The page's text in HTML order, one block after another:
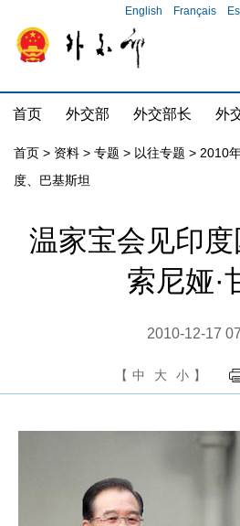
English Français
首页 外交部 外交部长 外
首页 > 资料 > 专题 > 以往专题 > 2010
度、巴基斯坦
温家宝会见印
索尼娅·
2010-12-17
【 中 大 小 】